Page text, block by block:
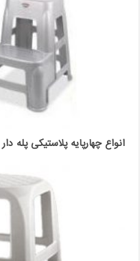
انواع چهارپایه پلاستیکی پله